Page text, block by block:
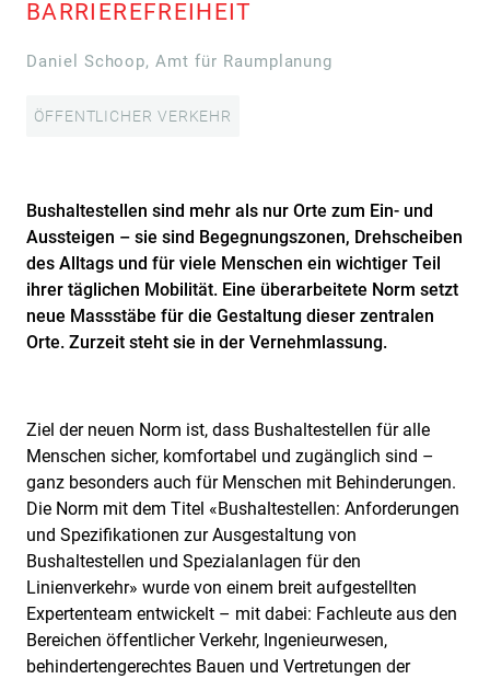
BARRIEREFREIHEIT
Daniel Schoop, Amt für Raumplanung
ÖFFENTLICHER VERKEHR
Bushaltestellen sind mehr als nur Orte zum Ein- und
Aussteigen – sie sind Begegnungszonen, Drehscheiben
des Alltags und für viele Menschen ein wichtiger Teil
ihrer täglichen Mobilität. Eine überarbeitete Norm setzt
neue Massstäbe für die Gestaltung dieser zentralen
Orte. Zurzeit steht sie in der Vernehmlassung.
Ziel der neuen Norm ist, dass Bushaltestellen für alle
Menschen sicher, komfortabel und zugänglich sind –
ganz besonders auch für Menschen mit Behinderungen.
Die Norm mit dem Titel «Bushaltestellen: Anforderungen
und Spezifikationen zur Ausgestaltung von
Bushaltestellen und Spezialanlagen für den
Linienverkehr» wurde von einem breit aufgestellten
Expertenteam entwickelt – mit dabei: Fachleute aus den
Bereichen öffentlicher Verkehr, Ingenieurwesen,
behindertengerechtes Bauen und Vertretungen der